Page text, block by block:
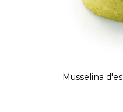
Musselina